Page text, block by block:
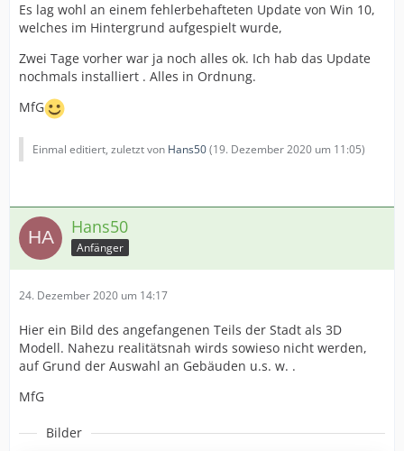
Es lag wohl an einem fehlerbehafteten Update von Win 10,
welches im Hintergrund aufgespielt wurde,
Zwei Tage vorher war ja noch alles ok. Ich hab das Update
nochmals installiert . Alles in Ordnung.
MfG
Einmal editiert, zuletzt von Hans50(19. Dezember 2020 um 11:05)
Hans50
Anfänger
24. Dezember 2020 um 14:17
Hier ein Bild des angefangenen Teils der Stadt als 3D
Modell. Nahezu realitätsnah wirds sowieso nicht werden,
auf Grund der Auswahl an Gebäuden u.s. w. .
MfG
Bilder